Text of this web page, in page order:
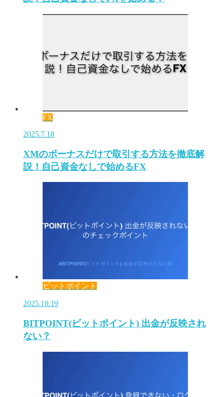
FX
2025.7.18
XMのボーナスだけで取引する方法を徹底解
説！自己資金なしで始めるFX
ビットポイント
2025.10.19
BITPOINT(ビットポイント) 出金が反映され
ない？